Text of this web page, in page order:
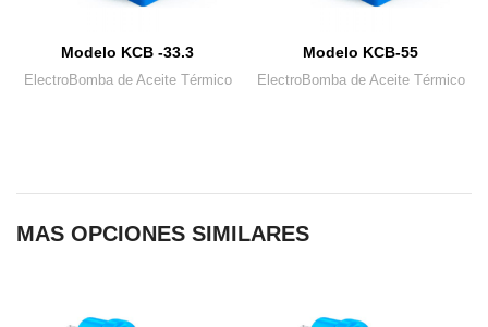
Modelo KCB -33.3
ElectroBomba de Aceite Térmico
Modelo KCB-55
ElectroBomba de Aceite Térmico
MAS OPCIONES SIMILARES